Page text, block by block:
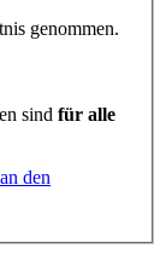
genommen.
sind für alle
an den